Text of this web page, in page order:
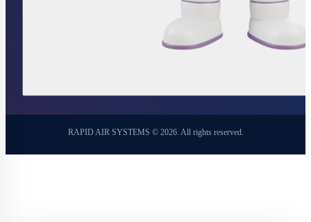
RAPID AIR SYSTEMS © 2026. All rights reserved.